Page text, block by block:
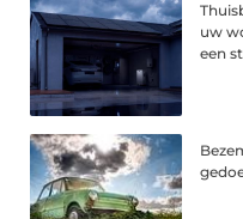
uw
een